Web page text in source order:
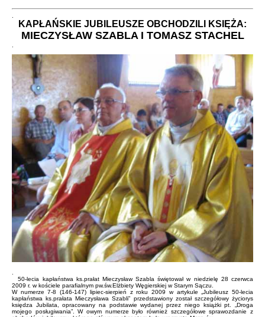
Treść
KAPŁAŃSKIE JUBILEUSZE OBCHODZILI KSIĘŻA:
MIECZYSŁAW SZABLA I TOMASZ STACHEL
.
50-lecia kapłaństwa ks.prałat Mieczysław Szabla świętował w niedzielę 28 czerwca
2009 r. w kościele parafialnym pw.św.Elżbiety Węgierskiej w Starym Sączu.
W numerze 7-8 (146-147) lipiec-sierpień z roku 2009 w artykule „Jubileusz 50-lecia
kapłaństwa ks.prałata Mieczysława Szabli” przedstawiony został szczegółowy życiorys
księdza Jubilata, opracowany na podstawie wydanej przez niego książki pt. „Droga
mojego posługiwania”. W owym numerze było również szczegółowe sprawozdanie z